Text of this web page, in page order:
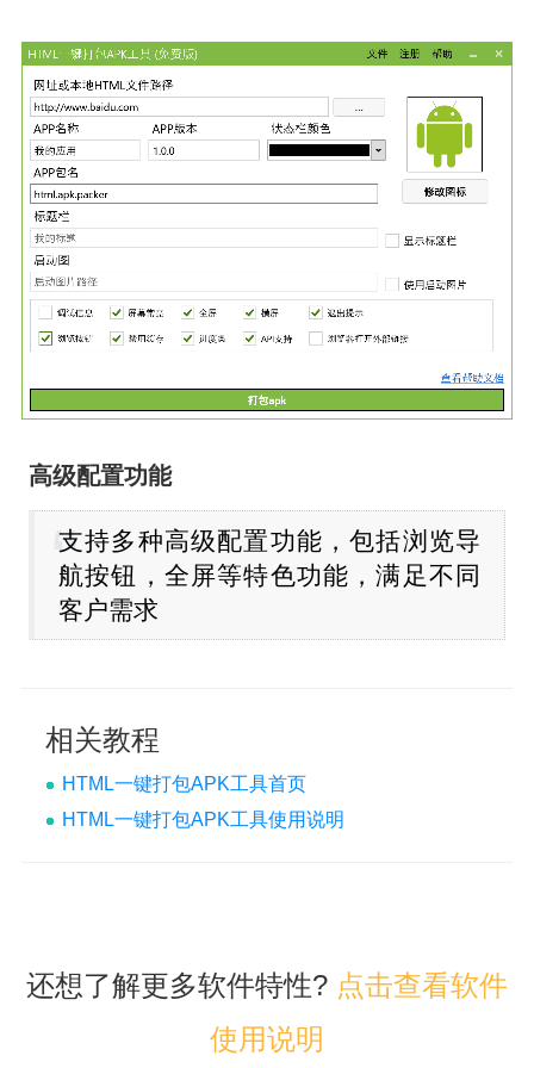
高级配置功能
支持多种高级配置功能，包括浏览导
航按钮，全屏等特色功能，满足不同
客户需求
相关教程
HTML一键打包APK工具首页
HTML一键打包APK工具使用说明
还想了解更多软件特性? 点击查看软件
使用说明